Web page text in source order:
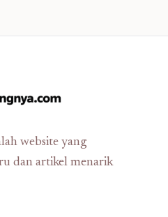
website yang
dan artikel menarik